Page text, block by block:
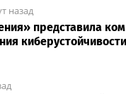
назад
представила